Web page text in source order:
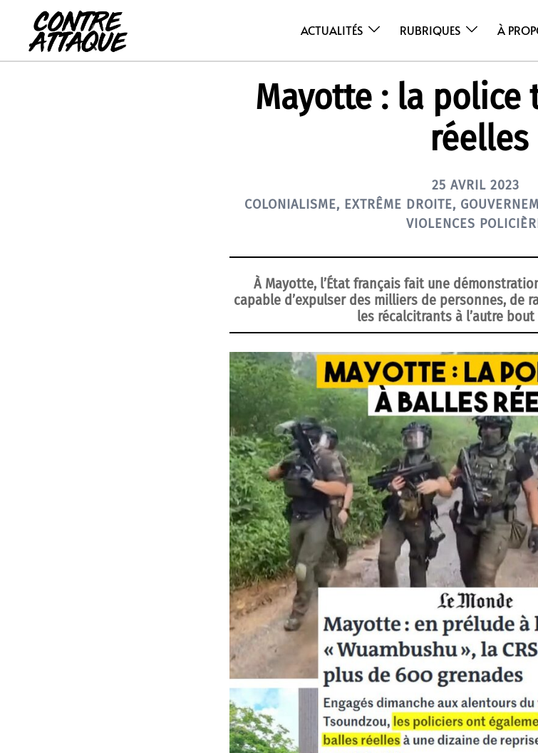
contenu
ACTUALITÉS RUBRIQUES À
Mayotte : la police
réelles
25 AVRIL 2023
COLONIALISME, EXTRÊME DROITE,
VIOLENCES
À Mayotte, l’État français fait une
capable d’expulser des milliers de personnes, de
les récalcitrants à l’autre